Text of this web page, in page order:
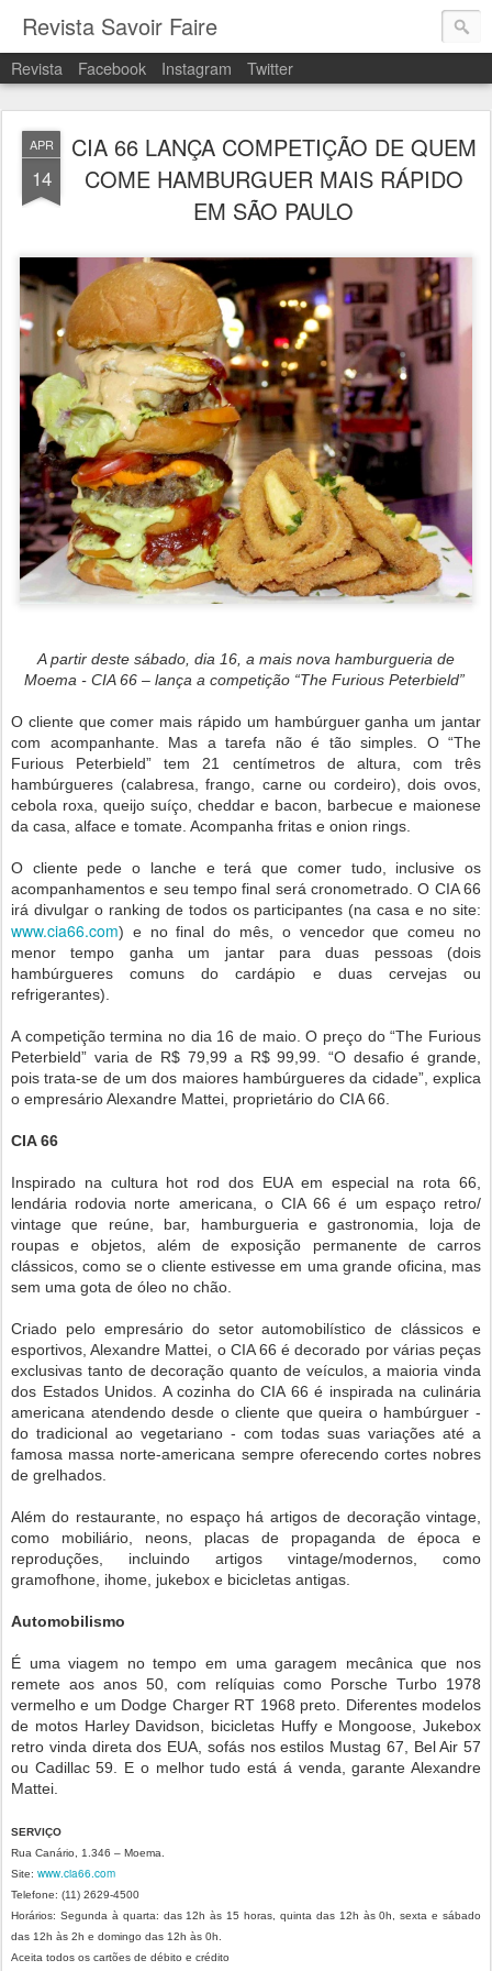
Revista Savoir Faire
Revista Facebook Instagram Twitter
APR
14
CIA 66 LANÇA COMPETIÇÃO DE QUEM
COME HAMBURGUER MAIS RÁPIDO
EM SÃO PAULO
A partir deste sábado, dia 16, a mais nova hamburgueria de
Moema - CIA 66 – lança a competição “The Furious Peterbield”
O cliente que comer mais rápido um hambúrguer ganha um jantar
com acompanhante. Mas a tarefa não é tão simples. O “The
Furious Peterbield” tem 21 centímetros de altura, com três
hambúrgueres (calabresa, frango, carne ou cordeiro), dois ovos,
cebola roxa, queijo suíço, cheddar e bacon, barbecue e maionese
da casa, alface e tomate. Acompanha fritas e onion rings.
O cliente pede o lanche e terá que comer tudo, inclusive os
acompanhamentos e seu tempo final será cronometrado. O CIA 66
irá divulgar o ranking de todos os participantes (na casa e no site:
www.cia66.com) e no final do mês, o vencedor que comeu no
menor tempo ganha um jantar para duas pessoas (dois
hambúrgueres comuns do cardápio e duas cervejas ou
refrigerantes).
A competição termina no dia 16 de maio. O preço do “The Furious
Peterbield” varia de R$ 79,99 a R$ 99,99. “O desafio é grande,
pois trata-se de um dos maiores hambúrgueres da cidade”, explica
o empresário Alexandre Mattei, proprietário do CIA 66.
CIA 66
Inspirado na cultura hot rod dos EUA em especial na rota 66,
lendária rodovia norte americana, o CIA 66 é um espaço retro/
vintage que reúne, bar, hamburgueria e gastronomia, loja de
roupas e objetos, além de exposição permanente de carros
clássicos, como se o cliente estivesse em uma grande oficina, mas
sem uma gota de óleo no chão.
Criado pelo empresário do setor automobilístico de clássicos e
esportivos, Alexandre Mattei, o CIA 66 é decorado por várias peças
exclusivas tanto de decoração quanto de veículos, a maioria vinda
dos Estados Unidos. A cozinha do CIA 66 é inspirada na culinária
americana atendendo desde o cliente que queira o hambúrguer -
do tradicional ao vegetariano - com todas suas variações até a
famosa massa norte-americana sempre oferecendo cortes nobres
de grelhados.
Além do restaurante, no espaço há artigos de decoração vintage,
como mobiliário, neons, placas de propaganda de época e
reproduções, incluindo artigos vintage/modernos, como
gramofhone, ihome, jukebox e bicicletas antigas.
Automobilismo
É uma viagem no tempo em uma garagem mecânica que nos
remete aos anos 50, com relíquias como Porsche Turbo 1978
vermelho e um Dodge Charger RT 1968 preto. Diferentes modelos
de motos Harley Davidson, bicicletas Huffy e Mongoose, Jukebox
retro vinda direta dos EUA, sofás nos estilos Mustag 67, Bel Air 57
ou Cadillac 59. E o melhor tudo está á venda, garante Alexandre
Mattei.
SERVIÇO
Rua Canário, 1.346 – Moema.
Site: www.cia66.com
Telefone: (11) 2629-4500
Horários: Segunda à quarta: das 12h às 15 horas, quinta das 12h às 0h, sexta e sábado
das 12h às 2h e domingo das 12h às 0h.
Aceita todos os cartões de débito e crédito